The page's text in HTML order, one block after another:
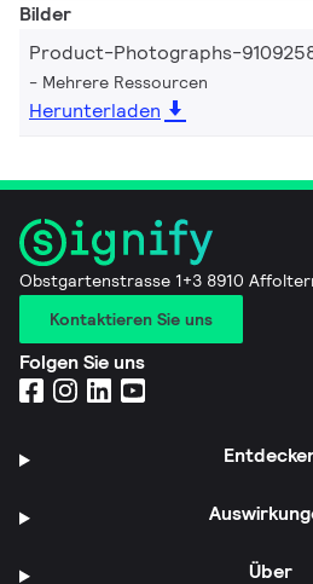
Bilder
Product-Photographs-
Mehrere Ressourcen
Herunterladen
Obstgartenstrasse 1+3 8910
Kontaktieren Sie uns
Folgen Sie uns
Über